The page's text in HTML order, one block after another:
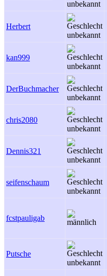
Herbert
kan999
DerBuchmacher
chris2080
Dennis321
seifenschaum
fcstpauligab
Putsche